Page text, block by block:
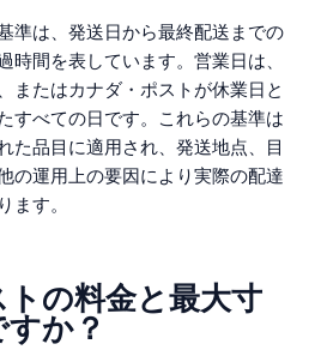
準は、発送日から最終配送までの
時間を表しています。営業日は、
またはカナダ・ポストが休業日と
すべての日です。これらの基準は
た品目に適用され、発送地点、目
の運用上の要因により実際の配達
ます。
の料金と最大寸
か？